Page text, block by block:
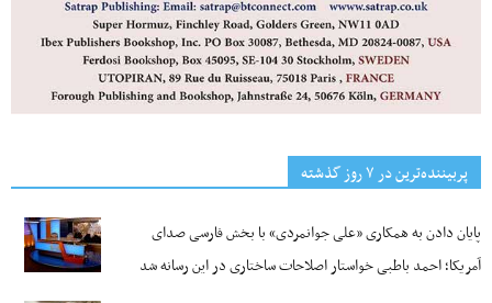
پربیننده‌ترین‌ در ۷ روز گذشته
پایان دادن به همکاری «علی جوانمردی» با بخش فارسی صدای
آمریکا؛ احمد باطبی خواستار اصلاحات ساختاری در این رسانه شد